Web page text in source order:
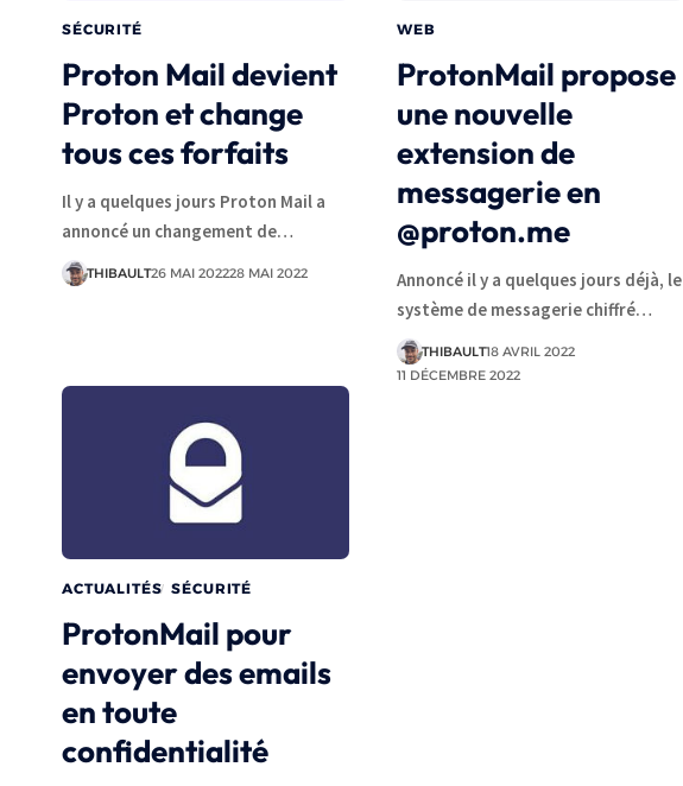
SÉCURITÉ
Proton Mail devient
Proton et change
tous ces forfaits
Il y a quelques jours Proton Mail a
annoncé un changement de…
THIBAULT26 MAI 202228 MAI 2022
WEB
ProtonMail propose
une nouvelle
extension de
messagerie en
@proton.me
Annoncé il y a quelques jours déjà, le
système de messagerie chiffré…
THIBAULT18 AVRIL 2022
11 DÉCEMBRE 2022
ACTUALITÉS SÉCURITÉ
ProtonMail pour
envoyer des emails
en toute
confidentialité